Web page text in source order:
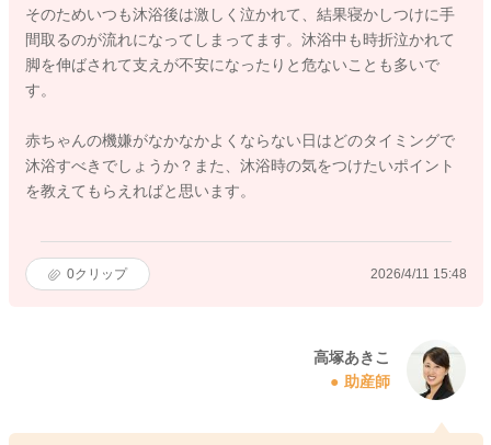
そのためいつも沐浴後は激しく泣かれて、結果寝かしつけに手
間取るのが流れになってしまってます。沐浴中も時折泣かれて
脚を伸ばされて支えが不安になったりと危ないことも多いで
す。
赤ちゃんの機嫌がなかなかよくならない日はどのタイミングで
沐浴すべきでしょうか？また、沐浴時の気をつけたいポイント
を教えてもらえればと思います。
0クリップ 2026/4/11 15:48
高塚あきこ
助産師